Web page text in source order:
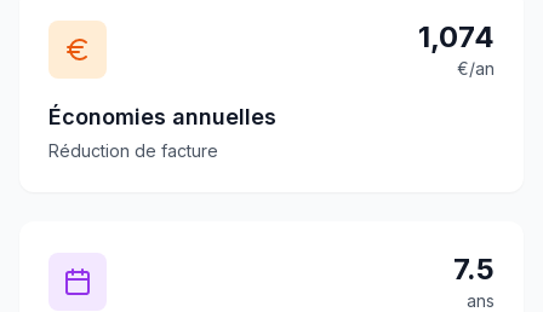
1,074
€/an
Économies annuelles
Réduction de facture
7.5
ans